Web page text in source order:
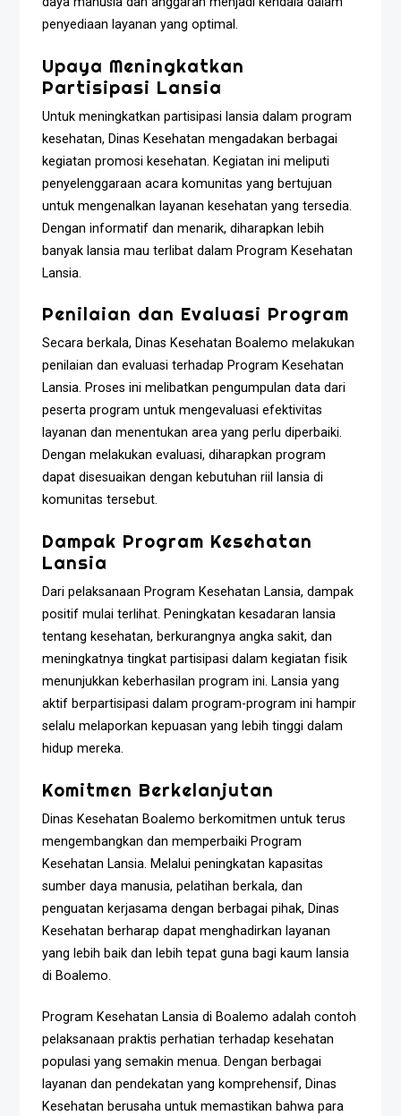
penyediaan layanan yang optimal.
Upaya Meningkatkan
Partisipasi Lansia
Untuk meningkatkan partisipasi lansia dalam program
kesehatan, Dinas Kesehatan mengadakan berbagai
kegiatan promosi kesehatan. Kegiatan ini meliputi
penyelenggaraan acara komunitas yang bertujuan
untuk mengenalkan layanan kesehatan yang tersedia.
Dengan informatif dan menarik, diharapkan lebih
banyak lansia mau terlibat dalam Program Kesehatan
Lansia.
Penilaian dan Evaluasi Program
Secara berkala, Dinas Kesehatan Boalemo melakukan
penilaian dan evaluasi terhadap Program Kesehatan
Lansia. Proses ini melibatkan pengumpulan data dari
peserta program untuk mengevaluasi efektivitas
layanan dan menentukan area yang perlu diperbaiki.
Dengan melakukan evaluasi, diharapkan program
dapat disesuaikan dengan kebutuhan riil lansia di
komunitas tersebut.
Dampak Program Kesehatan
Lansia
Dari pelaksanaan Program Kesehatan Lansia, dampak
positif mulai terlihat. Peningkatan kesadaran lansia
tentang kesehatan, berkurangnya angka sakit, dan
meningkatnya tingkat partisipasi dalam kegiatan fisik
menunjukkan keberhasilan program ini. Lansia yang
aktif berpartisipasi dalam program-program ini hampir
selalu melaporkan kepuasan yang lebih tinggi dalam
hidup mereka.
Komitmen Berkelanjutan
Dinas Kesehatan Boalemo berkomitmen untuk terus
mengembangkan dan memperbaiki Program
Kesehatan Lansia. Melalui peningkatan kapasitas
sumber daya manusia, pelatihan berkala, dan
penguatan kerjasama dengan berbagai pihak, Dinas
Kesehatan berharap dapat menghadirkan layanan
yang lebih baik dan lebih tepat guna bagi kaum lansia
di Boalemo.
Program Kesehatan Lansia di Boalemo adalah contoh
pelaksanaan praktis perhatian terhadap kesehatan
populasi yang semakin menua. Dengan berbagai
layanan dan pendekatan yang komprehensif, Dinas
Kesehatan berusaha untuk memastikan bahwa para